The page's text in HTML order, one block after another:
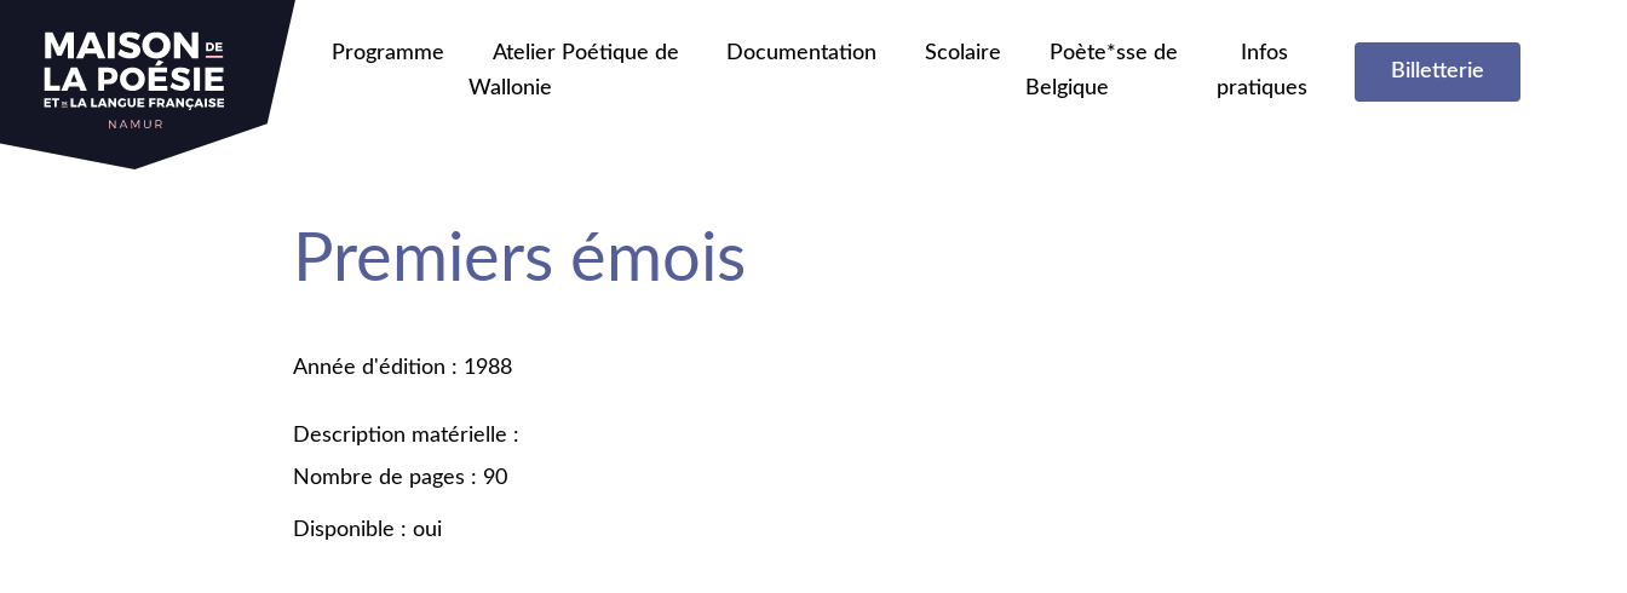
Programme
Atelier Poétique de
Wallonie
Documentation Scolaire
Poète*sse de
Belgique
Infos
pratiques
Billetterie
Premiers émois
Année d'édition : 1988
Description matérielle :
Nombre de pages : 90
Disponible : oui